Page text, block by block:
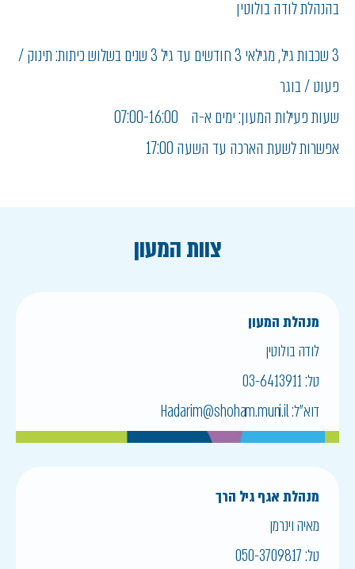
בהנהלת לודה בולוטין
3 שכבות גיל , מגילאי 3 חודשים עד גיל 3 שנים בשלוש כיתות: תינוק /
פעוט / בוגר
שעות פעילות המעון: ימים א-ה 07:00-16:00
אפשרות לשעת הארכה עד השעה 17:00
צוות המעון
מנהלת המעון
לודה בולוטין
טל:03-6413911
דוא״ל:Hadarim@shoham.muni.il
מנהלת אגף גיל הרך
מאיה וינרמן
טל:050-3709817